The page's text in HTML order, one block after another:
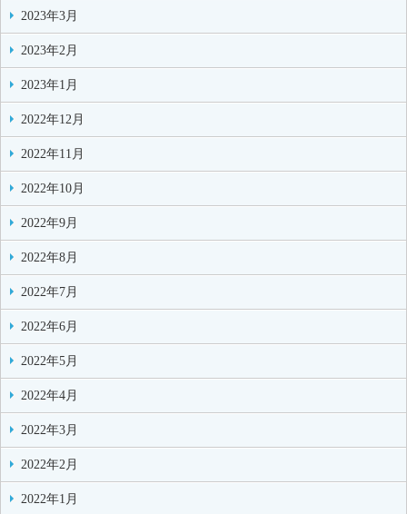
2023年3月
2023年2月
2023年1月
2022年12月
2022年11月
2022年10月
2022年9月
2022年8月
2022年7月
2022年6月
2022年5月
2022年4月
2022年3月
2022年2月
2022年1月